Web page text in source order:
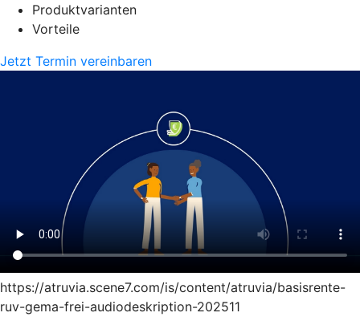
Produktvarianten
Vorteile
Jetzt Termin vereinbaren
https://atruvia.scene7.com/is/content/atruvia/basisrente-
ruv-gema-frei-audiodeskription-202511